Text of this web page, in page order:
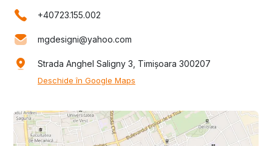
+40723.155.002
mgdesigni@yahoo.com
Strada Anghel Saligny 3, Timișoara 300207
Deschide în Google Maps